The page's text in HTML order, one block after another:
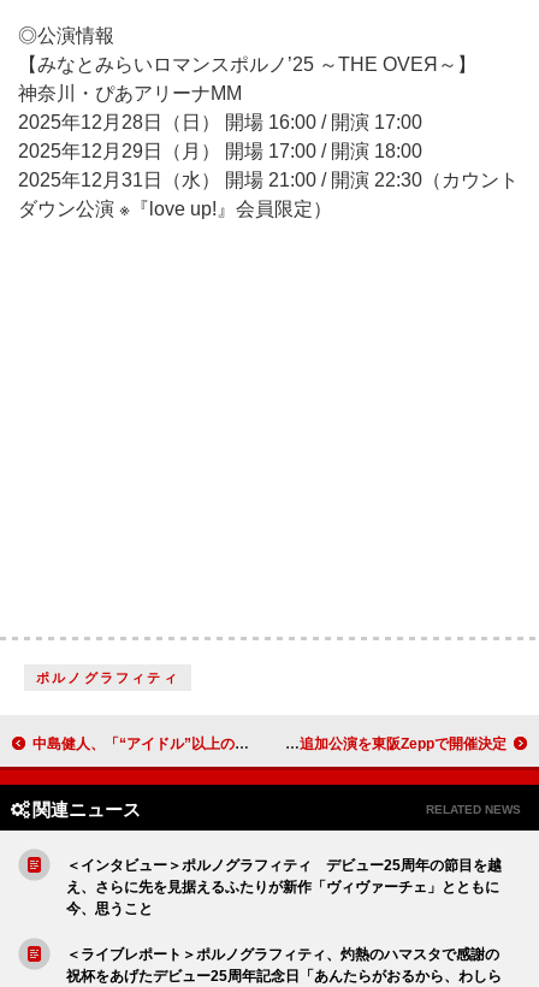
◎公演情報
【みなとみらいロマンスポルノ’25 ～THE OVEЯ～】
神奈川・ぴあアリーナMM
2025年12月28日（日） 開場 16:00 / 開演 17:00
2025年12月29日（月） 開場 17:00 / 開演 18:00
2025年12月31日（水） 開場 21:00 / 開演 22:30（カウント
ダウン公演 ※『love up!』会員限定）
ポルノグラフィティ
中島健人、「“アイドル”以上の存在へ進化する」2ndシングル『IDOLIC』リリース決定 tuki.、1stワンマン【承認欲求爆発】追加公演を東阪Zeppで開催決定
関連ニュース RELATED NEWS
＜インタビュー＞ポルノグラフィティ デビュー25周年の節目を越
え、さらに先を見据えるふたりが新作「ヴィヴァーチェ」とともに
今、思うこと
＜ライブレポート＞ポルノグラフィティ、灼熱のハマスタで感謝の
祝杯をあげたデビュー25周年記念日「あんたらがおるから、わしら